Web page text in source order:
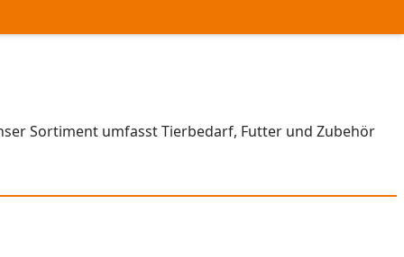
Sortiment umfasst Tierbedarf, Futter und Zubehör